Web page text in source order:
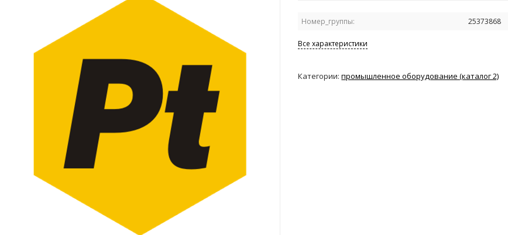
Номер_группы: 25373868
Все характеристики
Категории:промышленное оборудование (каталог 2)